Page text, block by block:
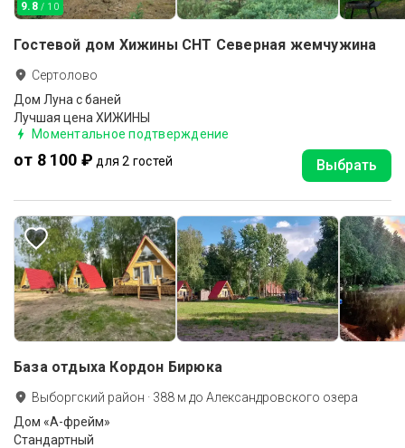
9.8 / 10
Гостевой дом Хижины СНТ Северная жемчужина
Сертолово
Дом Луна с баней
Лучшая цена ХИЖИНЫ
Моментальное подтверждение
от 8 100 ₽ для 2 гостей Выбрать
База отдыха Кордон Бирюка
Выборгский район · 388 м до Александровского озера
Дом «А-фрейм»
Стандартный